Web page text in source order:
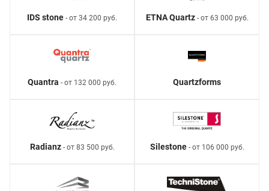
IDS stone - от 34 200 руб. ETNA Quartz- от 63 000 руб.
Quantra - от 132 000 руб. Quartzforms
Radianz- от 83 500 руб. Silestone- от 106 000 руб.